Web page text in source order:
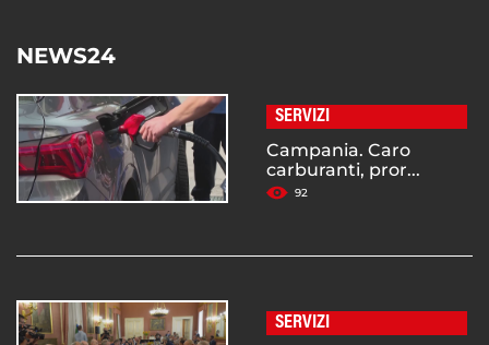
NEWS24
SERVIZI
Campania. Caro
carburanti, pror...
92
SERVIZI